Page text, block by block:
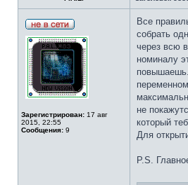
Зарегистрирован: 17 авг
2015, 22:55
Сообщения: 9
Все
собрать
через всю
номиналу
не
который
Для
P.S.